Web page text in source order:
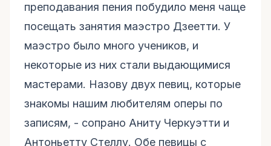
преподавания пения побудило меня чаще
посещать занятия маэстро Дзеетти. У
маэстро было много учеников, и
некоторые из них стали выдающимися
мастерами. Назову двух певиц, которые
знакомы нашим любителям оперы по
записям, - сопрано Аниту Черкуэтти и
Антоньетту Стеллу. Обе певицы с